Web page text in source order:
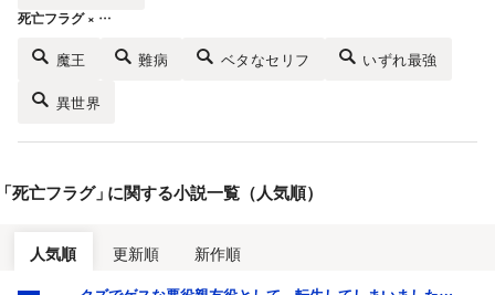
死亡フラグ × …
魔王 難病 ベタなセリフ いずれ最強
異世界
死亡フラグ」に関する小説一覧（人気順）
人気順 更新順 新作順